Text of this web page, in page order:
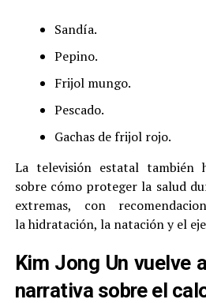
Sandía.
Pepino.
Frijol mungo.
Pescado.
Gachas de frijol rojo.
La televisión estatal también
sobre cómo proteger la salud
extremas, con
la hidratación, la natación y el
Kim Jong Un vuelve
narrativa sobre el